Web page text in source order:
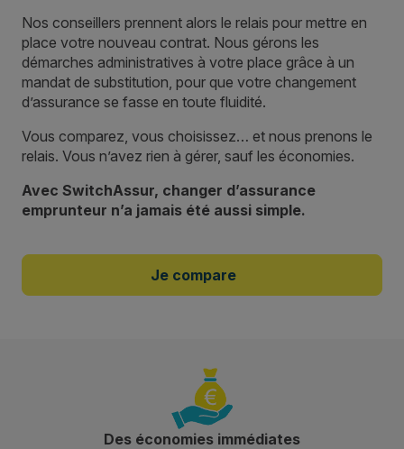
Nos conseillers prennent alors le relais pour mettre en
place votre nouveau contrat. Nous gérons les
démarches administratives à votre place grâce à un
mandat de substitution, pour que votre changement
d’assurance se fasse en toute fluidité.
Vous comparez, vous choisissez… et nous prenons le
relais. Vous n’avez rien à gérer, sauf les économies.
Avec SwitchAssur, changer d’assurance
emprunteur n’a jamais été aussi simple.
Je compare
Des économies immédiates